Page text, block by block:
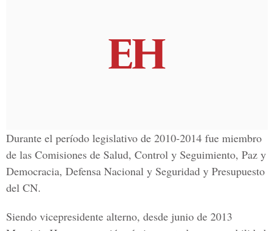
Durante el período legislativo de 2010-2014 fue miembro
de las Comisiones de Salud, Control y Seguimiento, Paz y
Democracia, Defensa Nacional y Seguridad y Presupuesto
del CN.
Siendo vicepresidente alterno, desde junio de 2013